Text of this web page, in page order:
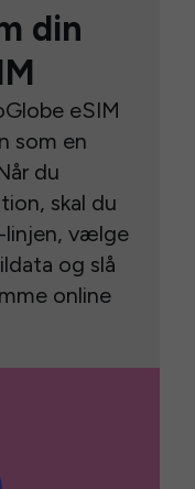
din
eSIM
som en
du
skal du
linjen, vælge
og slå
online